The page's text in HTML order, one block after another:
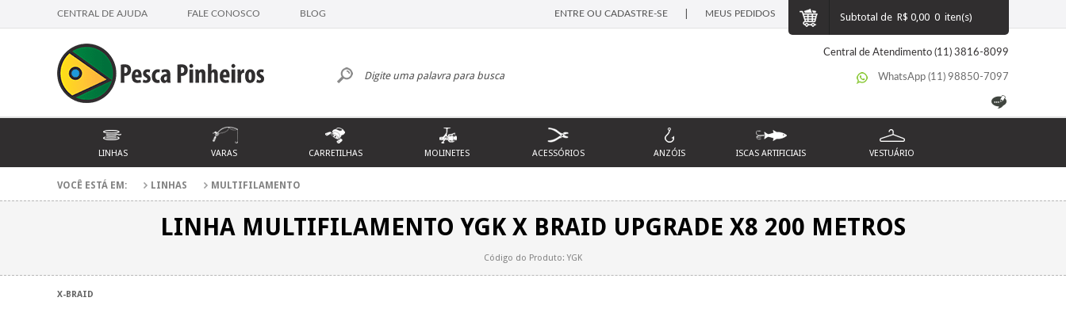
CENTRAL DE AJUDA FALE CONOSCO BLOG ENTRE OU CADASTRE-SE MEUS PEDIDOS 0 iten(s)
Subtotal de R$ 0,00
Central de Atendimento (11) 3816-8099
WhatsApp (11) 98850-7097
LINHAS VARAS CARRETILHAS MOLINETES ACESSÓRIOS ANZÓIS ISCAS ARTIFICIAIS VESTUÁRIO
VOCÊ ESTÁ EM: LINHAS MULTIFILAMENTO
LINHA MULTIFILAMENTO YGK X BRAID UPGRADE X8 200 METROS
Código do Produto: YGK
X-BRAID